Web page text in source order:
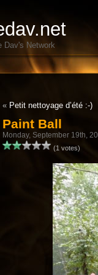
Dav's Network
« Petit nettoyage d’été :-)
Paint Ball
Monday, September 19th,
(1 votes)